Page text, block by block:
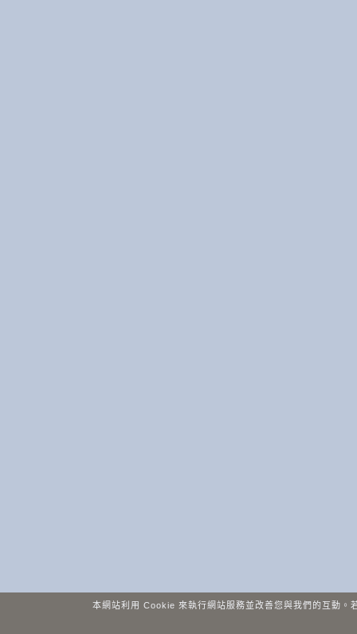
本網站利用 Cookie 來執行網站服務並改善您與我們的互動